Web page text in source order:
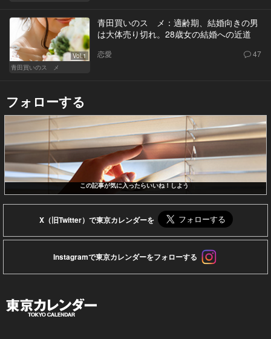
Vol.1
青田買いのスゝメ
青田買いのスゝメ：適齢期、結婚向きの男
は大体売り切れ。28歳女の結婚への近道
恋愛 47
フォローする
この記事が気に入ったらいいね！しよう
X（旧Twitter）で東京カレンダーを
Instagramで東京カレンダーをフォローする